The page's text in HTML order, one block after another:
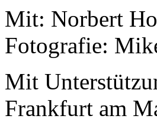
Mit: Norbert
Fotografie:
Mit
Frankfurt am